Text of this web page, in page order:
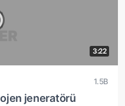
3:22
1.5B
jeneratörü